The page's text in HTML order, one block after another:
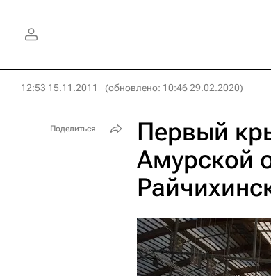
12:53 15.11.2011 (обновлено: 10:46 29.02.2020)
Первый
Амурской
Поделиться